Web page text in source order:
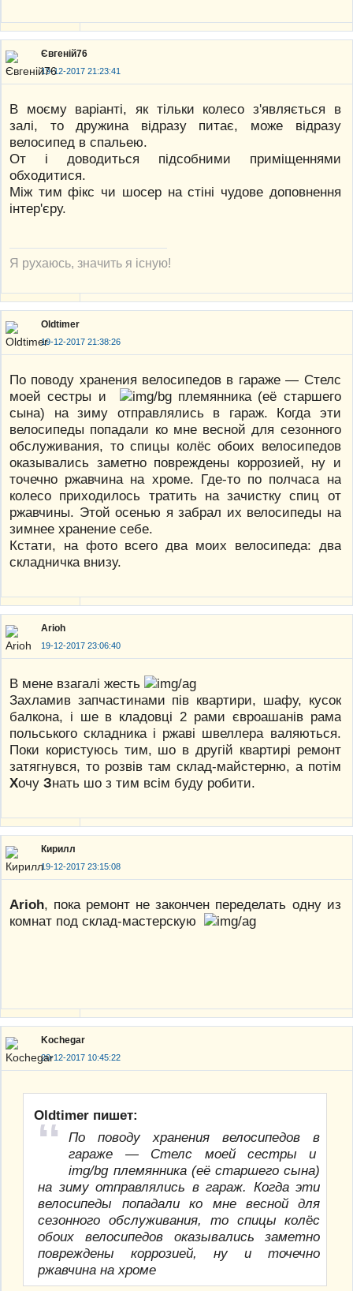
Євгеній76
19-12-2017 21:23:41
В моєму варіанті, як тільки колесо з'являється в
залі, то дружина відразу питає, може відразу
велосипед в спальею.
От і доводиться підсобними приміщеннями
обходитися.
Між тим фікс чи шосер на стіні чудове доповнення
інтер'єру.
Я рухаюсь, значить я існую!
Oldtimer
19-12-2017 21:38:26
По поводу хранения велосипедов в гараже — Стелс
моей сестры и
племянника (её старшего
сына) на зиму отправлялись в гараж. Когда эти
велосипеды попадали ко мне весной для сезонного
обслуживания, то спицы колёс обоих велосипедов
оказывались заметно повреждены коррозией, ну и
точечно ржавчина на хроме. Где-то по полчаса на
колесо приходилось тратить на зачистку спиц от
ржавчины. Этой осенью я забрал их велосипеды на
зимнее хранение себе.
Кстати, на фото всего два моих велосипеда: два
складничка внизу.
Arioh
19-12-2017 23:06:40
В мене взагалі жесть
Захламив запчастинами пів квартири, шафу, кусок
балкона, і ше в кладовці 2 рами євроашанів рама
польського складника і ржаві швеллера валяються.
Поки користуюсь тим, шо в другій квартирі ремонт
затягнувся, то розвів там склад-майстерню, а потім
Хочу Знать шо з тим всім буду робити.
Кирилл
19-12-2017 23:15:08
Arioh, пока ремонт не закончен переделать одну из
комнат под склад-мастерскую
Kochegar
20-12-2017 10:45:22
Oldtimer пишет:
По поводу хранения велосипедов в
гараже — Стелс моей сестры и
img/bg племянника (её старшего сына)
на зиму отправлялись в гараж. Когда эти
велосипеды попадали ко мне весной для
сезонного обслуживания, то спицы колёс
обоих велосипедов оказывались заметно
повреждены коррозией, ну и точечно
ржавчина на хроме